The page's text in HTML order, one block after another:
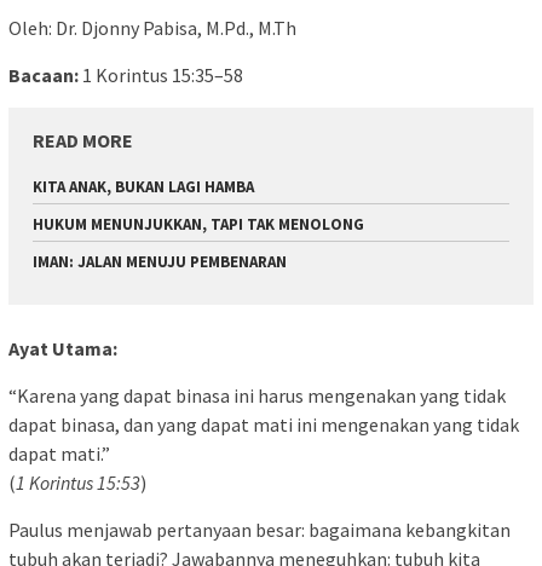
Oleh: Dr. Djonny Pabisa, M.Pd., M.Th
Bacaan: 1 Korintus 15:35–58
READ MORE
KITA ANAK, BUKAN LAGI HAMBA
HUKUM MENUNJUKKAN, TAPI TAK MENOLONG
IMAN: JALAN MENUJU PEMBENARAN
Ayat Utama:
“Karena yang dapat binasa ini harus mengenakan yang tidak
dapat binasa, dan yang dapat mati ini mengenakan yang tidak
dapat mati.”
(1 Korintus 15:53)
Paulus menjawab pertanyaan besar: bagaimana kebangkitan
tubuh akan terjadi? Jawabannya meneguhkan: tubuh kita